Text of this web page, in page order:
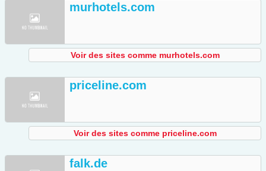
murhotels.com
Voir des sites comme murhotels.com
priceline.com
Voir des sites comme priceline.com
falk.de